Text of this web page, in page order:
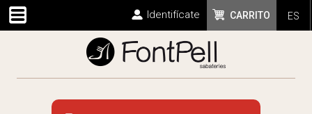
ES
CARRITO
Identifícate